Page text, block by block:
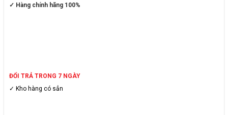
✓ Hàng chính hãng 100%
ĐỔI TRẢ TRONG 7 NGÀY
✓ Kho hàng có sẳn